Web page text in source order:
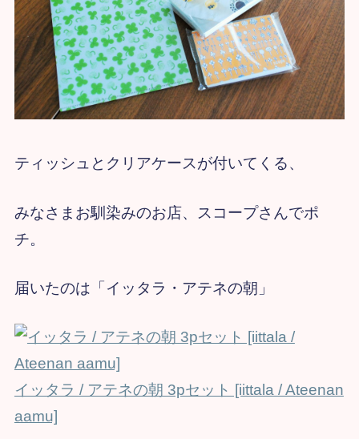
ティッシュとクリアケースが付いてくる、
みなさまお馴染みのお店、スコープさんでポ
チ。
届いたのは「イッタラ・アテネの朝」
イッタラ / アテネの朝 3pセット [iittala / Ateenan
aamu]